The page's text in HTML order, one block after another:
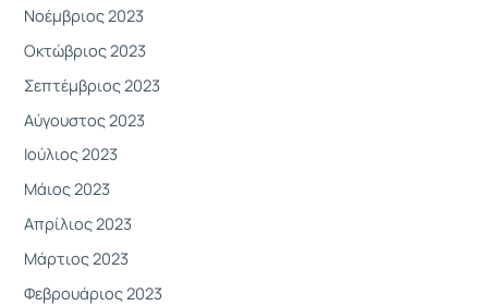
Νοέμβριος 2023
Οκτώβριος 2023
Σεπτέμβριος 2023
Αύγουστος 2023
Ιούλιος 2023
Μάιος 2023
Απρίλιος 2023
Μάρτιος 2023
Φεβρουάριος 2023